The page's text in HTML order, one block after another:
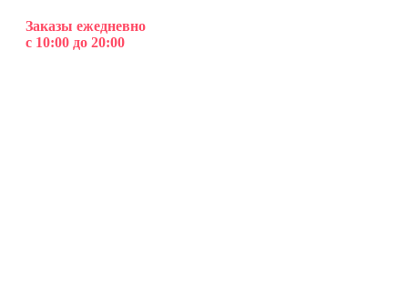
Заказы ежедневно
с 10:00 до 20:00